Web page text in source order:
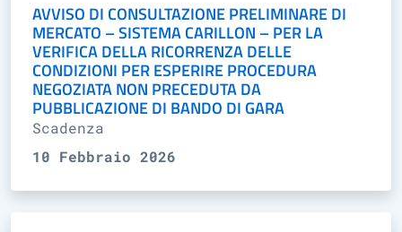
AVVISO DI CONSULTAZIONE PRELIMINARE DI
MERCATO – SISTEMA CARILLON – PER LA
VERIFICA DELLA RICORRENZA DELLE
CONDIZIONI PER ESPERIRE PROCEDURA
NEGOZIATA NON PRECEDUTA DA
PUBBLICAZIONE DI BANDO DI GARA
Scadenza
10 Febbraio 2026